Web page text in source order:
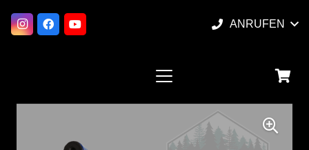
ANRUFEN